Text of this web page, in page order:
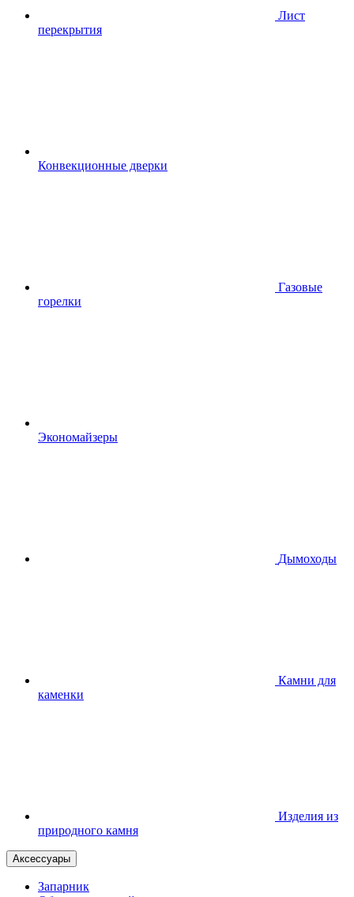
Лист
перекрытия
Конвекционные дверки
Газовые
горелки
Экономайзеры
Дымоходы
Камни для
каменки
Изделия из
природного камня
Аксессуары
Запарник